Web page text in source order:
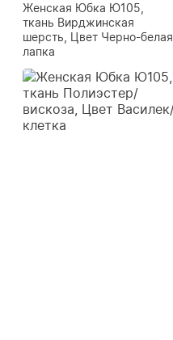
Женская Юбка Ю105,
ткань Вирджинская
шерсть, Цвет Черно-белая
лапка